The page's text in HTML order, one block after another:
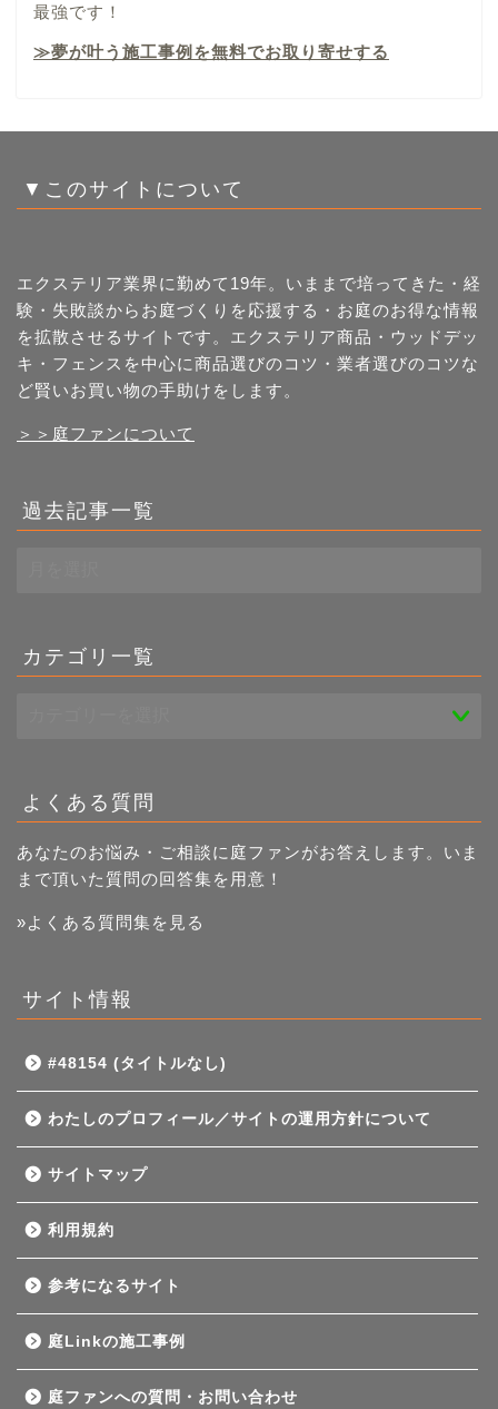
最強です！
≫夢が叶う施工事例を無料でお取り寄せする
▼このサイトについて
エクステリア業界に勤めて19年。いままで培ってきた・経
験・失敗談からお庭づくりを応援する・お庭のお得な情報
を拡散させるサイトです。エクステリア商品・ウッドデッ
キ・フェンスを中心に商品選びのコツ・業者選びのコツな
ど賢いお買い物の手助けをします。
＞＞庭ファンについて
過去記事一覧
一
覧
カテゴリ一覧
よくある質問
あなたのお悩み・ご相談に庭ファンがお答えします。いま
まで頂いた質問の回答集を用意！
»よくある質問集を見る
サイト情報
#48154 (タイトルなし)
わたしのプロフィール／サイトの運用方針について
サイトマップ
利用規約
参考になるサイト
庭Linkの施工事例
庭ファンへの質問・お問い合わせ